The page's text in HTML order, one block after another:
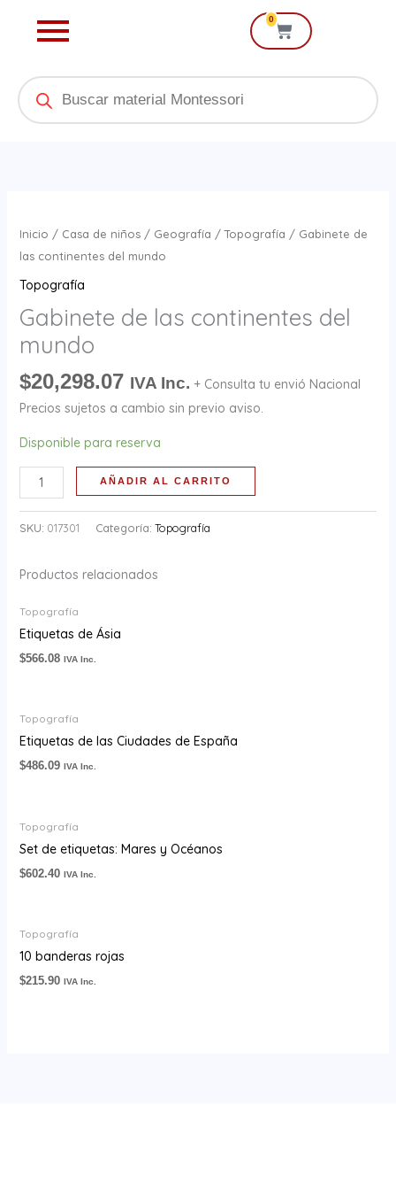
0
Cart
Products
search
Inicio / Casa de niños/ Geografía /Topografía / Gabinete de
las continentes del mundo
Topografía
Gabinete de las continentes del
mundo
$20,298.07 IVA Inc. + Consulta tu envió Nacional
Precios sujetos a cambio sin previo aviso.
Disponible para reserva
de
las
del
mundo
cantidad
AÑADIR AL CARRITO
SKU: 017301 Categoría: Topografía
Productos relacionados
Topografía
Etiquetas de Ásia
$566.08 IVA Inc.
Topografía
Etiquetas de las Ciudades de España
$486.09 IVA Inc.
Topografía
Set de etiquetas: Mares y Océanos
$602.40 IVA Inc.
Topografía
10 banderas rojas
$215.90 IVA Inc.